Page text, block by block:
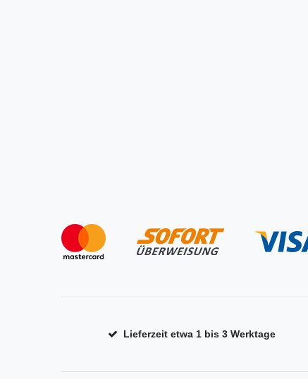
Lieferzeit etwa 1 bis 3 Werktage